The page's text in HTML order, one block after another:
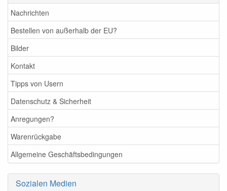
Nachrichten
Bestellen von außerhalb der EU?
Bilder
Kontakt
Tipps von Usern
Datenschutz & Sicherheit
Anregungen?
Warenrückgabe
Allgemeine Geschäftsbedingungen
Sozialen Medien